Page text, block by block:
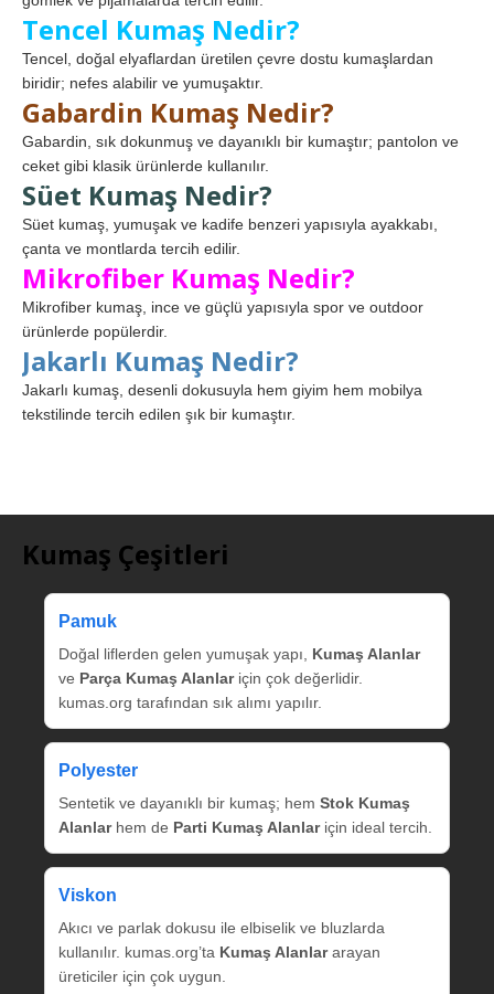
Tencel Kumaş Nedir?
Tencel, doğal elyaflardan üretilen çevre dostu kumaşlardan
biridir; nefes alabilir ve yumuşaktır.
Gabardin Kumaş Nedir?
Gabardin, sık dokunmuş ve dayanıklı bir kumaştır; pantolon ve
ceket gibi klasik ürünlerde kullanılır.
Süet Kumaş Nedir?
Süet kumaş, yumuşak ve kadife benzeri yapısıyla ayakkabı,
çanta ve montlarda tercih edilir.
Mikrofiber Kumaş Nedir?
Mikrofiber kumaş, ince ve güçlü yapısıyla spor ve outdoor
ürünlerde popülerdir.
Jakarlı Kumaş Nedir?
Jakarlı kumaş, desenli dokusuyla hem giyim hem mobilya
tekstilinde tercih edilen şık bir kumaştır.
Kumaş Çeşitleri
Pamuk
Doğal liflerden gelen yumuşak yapı, Kumaş Alanlar
ve Parça Kumaş Alanlariçin çok değerlidir.
kumas.org tarafından sık alımı yapılır.
Polyester
Sentetik ve dayanıklı bir kumaş; hem Stok Kumaş
Alanlarhem de Parti Kumaş Alanlariçin ideal tercih.
Viskon
Akıcı ve parlak dokusu ile elbiselik ve bluzlarda
kullanılır. kumas.org’ta Kumaş Alanlararayan
üreticiler için çok uygun.